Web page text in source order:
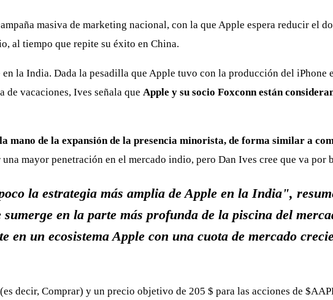
masiva de marketing nacional, con la que Apple espera reducir el
al tiempo que repite su éxito en China.
la India. Dada la pesadilla que Apple tuvo con la producción del iPhone
vacaciones, Ives señala que Apple y su socio Foxconn están
mano de la expansión de la presencia minorista, de forma similar a
mayor penetración en el mercado indio, pero Dan Ives cree que va por
la estrategia más amplia de Apple en la India",
en la parte más profunda de la piscina del
en un ecosistema Apple con una cuota de mercado
decir, Comprar) y un precio objetivo de 205 $ para las acciones de